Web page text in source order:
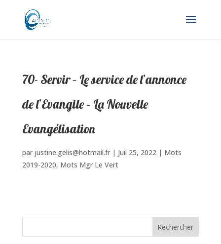
70- Servir – Le service de l’annonce
de l’Evangile – La Nouvelle
Evangélisation
par justine.gelis@hotmail.fr| Juil 25, 2022| Mots
2019-2020, Mots Mgr Le Vert
Rechercher